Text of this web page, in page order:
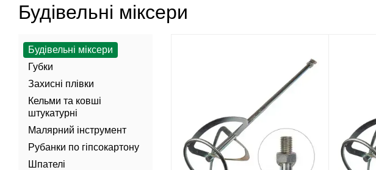
Будівельні міксери
Будівельні міксери
Губки
Захисні плівки
Кельми та ковші
штукатурні
Малярний інструмент
Рубанки по гіпсокартону
Шпателі